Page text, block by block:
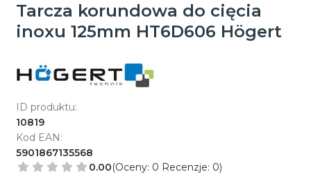
Tarcza korundowa do cięcia
inoxu 125mm HT6D606 Högert
ID produktu:
10819
Kod EAN:
5901867135568
0.00(Oceny: 0 Recenzje: 0)